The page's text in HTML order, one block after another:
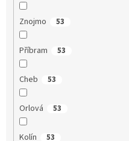
Znojmo 53
Příbram 53
Cheb 53
Orlová 53
Kolín 53